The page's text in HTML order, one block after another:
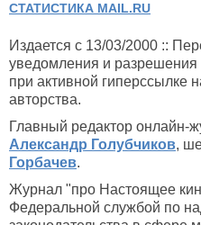
СТАТИСТИКА MAIL.RU
Издается с 13/03/2000 ::
уведомления и разрешения
при активной гиперссылке
авторства.
Главный редактор
Александр Голубчиков,
Горбачев.
Журнал "про Настоящее
Федеральной службой по